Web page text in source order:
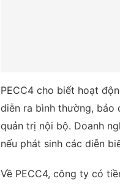
PECC4 cho biết hoạt
diễn ra bình thường, bảo
quản trị nội bộ. Doanh
nếu phát sinh các diễn
Về PECC4, công ty có